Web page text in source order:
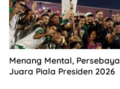
Menang Mental, Persebaya
Juara Piala Presiden 2026